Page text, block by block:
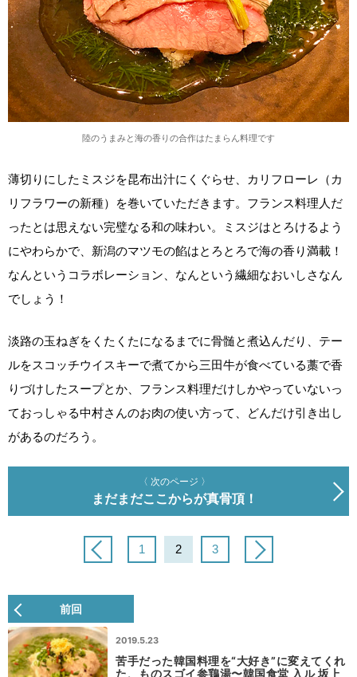
陸のうまみと海の香りの合作はたまらん料理です
薄切りにしたミスジを昆布出汁にくぐらせ、カリフローレ（カ
リフラワーの新種）を巻いていただきます。フランス料理人だ
ったとは思えない完璧なる和の味わい。ミスジはとろけるよう
にやわらかで、新潟のマツモの餡はとろとろで海の香り満載！
なんというコラボレーション、なんという繊細なおいしさなん
でしょう！
淡路の玉ねぎをくたくたになるまでに骨髄と煮込んだり、テー
ルをスコッチウイスキーで煮てから三田牛が食べている藁で香
りづけしたスープとか、フランス料理だけしかやっていないっ
ておっしゃる中村さんのお肉の使い方って、どんだけ引き出し
があるのだろう。
〈 次のページ 〉
まだまだここからが真骨頂！
1 2 3
前回
2019.5.23
苦手だった韓国料理を“大好き”に変えてくれ
た、ものスゴイ参鶏湯〜韓国食堂 入ル 坂上